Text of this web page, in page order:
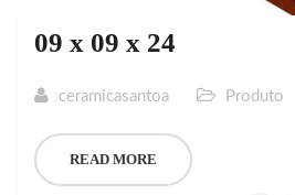
09 x 09 x 24
ceramicasantoa Produto
READ MORE